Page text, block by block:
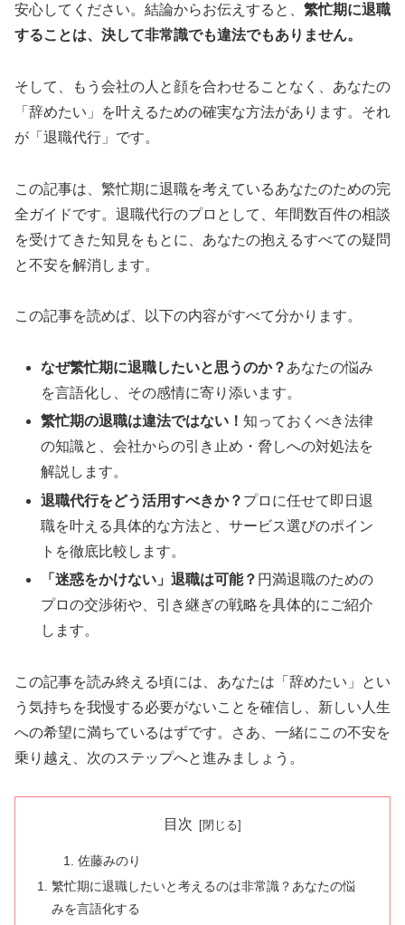
安心してください。結論からお伝えすると、 繁忙期に退職
することは、決して非常識でも違法でもありません。
そして、もう会社の人と顔を合わせることなく、あなたの
「辞めたい」を叶えるための確実な方法があります。それ
が「退職代行」です。
この記事は、繁忙期に退職を考えているあなたのための完
全ガイドです。退職代行のプロとして、年間数百件の相談
を受けてきた知見をもとに、あなたの抱えるすべての疑問
と不安を解消します。
この記事を読めば、以下の内容がすべて分かります。
なぜ繁忙期に退職したいと思うのか？ あなたの悩み
を言語化し、その感情に寄り添います。
繁忙期の退職は違法ではない！知っておくべき法律
の知識と、会社からの引き止め・脅しへの対処法を
解説します。
退職代行をどう活用すべきか？ プロに任せて即日退
職を叶える具体的な方法と、サービス選びのポイン
トを徹底比較します。
「迷惑をかけない」退職は可能？ 円満退職のための
プロの交渉術や、引き継ぎの戦略を具体的にご紹介
します。
この記事を読み終える頃には、あなたは「辞めたい」とい
う気持ちを我慢する必要がないことを確信し、新しい人生
への希望に満ちているはずです。さあ、一緒にこの不安を
乗り越え、次のステップへと進みましょう。
目次
佐藤みのり
繁忙期に退職したいと考えるのは非常識？あなたの悩
みを言語化する